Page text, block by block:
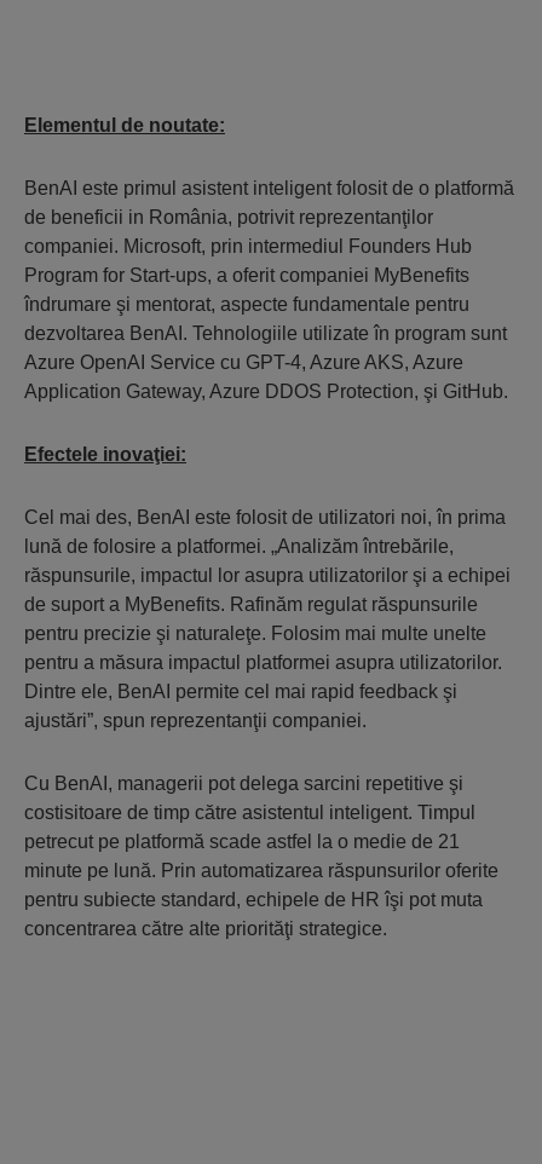
Elementul de noutate:
BenAI este primul asistent inteligent folosit de o platformă
de beneficii in România, potrivit reprezentanţilor
companiei. Microsoft, prin intermediul Founders Hub
Program for Start-ups, a oferit companiei MyBenefits
îndrumare şi mentorat, aspecte fundamentale pentru
dezvoltarea BenAI. Tehnologiile utilizate în program sunt
Azure OpenAI Service cu GPT-4, Azure AKS, Azure
Application Gateway, Azure DDOS Protection, şi GitHub.
Efectele inovaţiei:
Cel mai des, BenAI este folosit de utilizatori noi, în prima
lună de folosire a platformei. „Analizăm întrebările,
răspunsurile, impactul lor asupra utilizatorilor şi a echipei
de suport a MyBenefits. Rafinăm regulat răspunsurile
pentru precizie şi naturaleţe. Folosim mai multe unelte
pentru a măsura impactul platformei asupra utilizatorilor.
Dintre ele, BenAI permite cel mai rapid feedback şi
ajustări”, spun reprezentanţii companiei.
Cu BenAI, managerii pot delega sarcini repetitive şi
costisitoare de timp către asistentul inteligent. Timpul
petrecut pe platformă scade astfel la o medie de 21
minute pe lună. Prin automatizarea răspunsurilor oferite
pentru subiecte standard, echipele de HR îşi pot muta
concentrarea către alte priorităţi strategice.